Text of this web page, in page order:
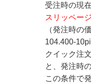
受注時の現
スリッペー
（発注時の
104.400-
クイック注
と、発注時
この条件で